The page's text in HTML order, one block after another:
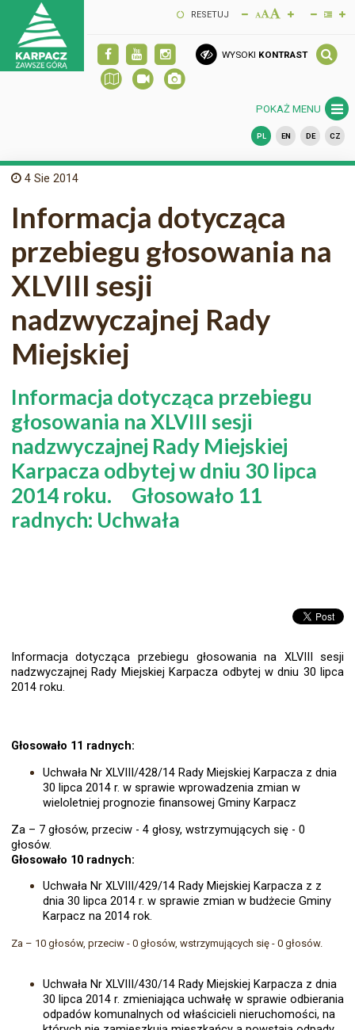
RESETUJ
WYSOKI KONTRAST
POKAŻ MENU
PL EN DE CZ
4 Sie 2014
Informacja dotycząca
przebiegu głosowania na
XLVIII sesji
nadzwyczajnej Rady
Miejskiej
Informacja dotycząca przebiegu
głosowania na XLVIII sesji
nadzwyczajnej Rady Miejskiej
Karpacza odbytej w dniu 30 lipca
2014 roku. Głosowało 11
radnych: Uchwała
Informacjadotycząca przebiegu głosowania na XLVIII sesji
nadzwyczajnej Rady Miejskiej Karpacza odbytej w dniu 30 lipca
2014 roku.
Głosowało 11 radnych:
Uchwała Nr XLVIII/428/14 Rady Miejskiej Karpacza z dnia
30 lipca 2014 r. w sprawie wprowadzenia zmian w
wieloletniej prognozie finansowej Gminy Karpacz
Za – 7 głosów, przeciw - 4 głosy, wstrzymujących się - 0
głosów.
Głosowało 10 radnych:
Uchwała Nr XLVIII/429/14 Rady Miejskiej Karpacza z z
dnia 30 lipca 2014 r. w sprawie zmian w budżecie Gminy
Karpacz na 2014 rok.
Za – 10 głosów, przeciw - 0 głosów, wstrzymujących się - 0 głosów.
Uchwała Nr XLVIII/430/14 Rady Miejskiej Karpacza z dnia
30 lipca 2014 r. zmieniająca uchwałę w sprawie odbierania
odpadów komunalnych od właścicieli nieruchomości, na